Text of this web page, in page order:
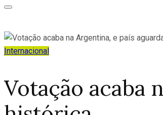
Internacional
Votação acaba